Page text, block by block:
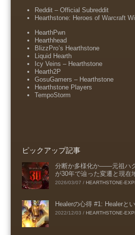
Reddit – Official Subreddit
Hearthstone: Heroes of Warcraft
HearthPwn
Hearthhead
BlizzPro’s Hearthstone
Liquid Hearth
Icy Veins – Hearthstone
Hearth2P
GosuGamers – Hearthstone
Hearthstone Players
TempoStorm
ピックアップ記事
分断か多様化か――元祖ハ
が30年で辿った変遷と現在
2026/03/07 / HEARTHSTONE-
Healerの心得 #1: Healerと
2022/12/03 / HEARTHSTONE-